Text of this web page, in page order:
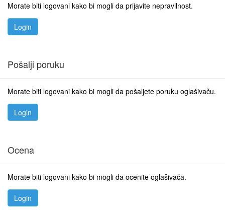
Morate biti logovani kako bi mogli da prijavite nepravilnost.
Pošalji poruku
Morate biti logovani kako bi mogli da pošaljete poruku oglašivaču.
Ocena
Morate biti logovani kako bi mogli da ocenite oglašivača.